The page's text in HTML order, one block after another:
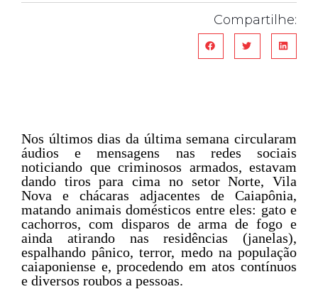
Compartilhe:
Nos últimos dias da última semana circularam
áudios e mensagens nas redes sociais
noticiando que criminosos armados, estavam
dando tiros para cima no setor Norte, Vila
Nova e chácaras adjacentes de Caiapônia,
matando animais domésticos entre eles: gato e
cachorros, com disparos de arma de fogo e
ainda atirando nas residências (janelas),
espalhando pânico, terror, medo na população
caiaponiense e, procedendo em atos contínuos
e diversos roubos a pessoas.